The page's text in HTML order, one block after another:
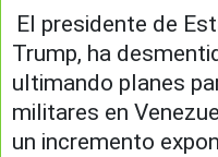
El presidente de
Trump, ha
ultimando planes
militares en
un incremento